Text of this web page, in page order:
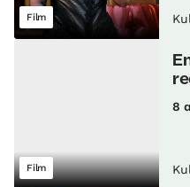
Film
Film
8